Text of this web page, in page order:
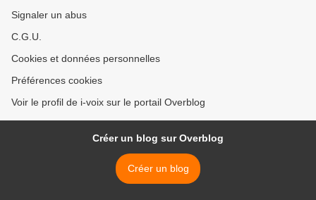
Signaler un abus
C.G.U.
Cookies et données personnelles
Préférences cookies
Voir le profil de i-voix sur le portail Overblog
Créer un blog sur Overblog
Créer un blog